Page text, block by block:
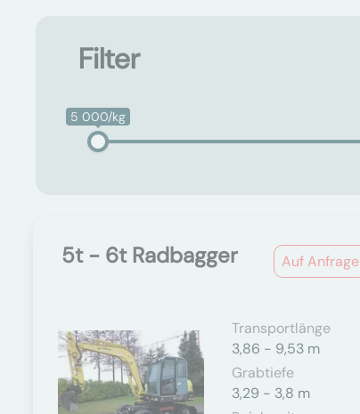
Filter
5 000/kg
Auf Anfrage
5t - 6t Radbagger
Transportlänge
3,86 - 9,53 m
Grabtiefe
3,29 - 3,8 m